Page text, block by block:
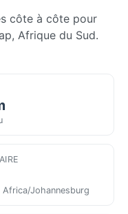
côte à côte pour
Afrique du Sud.
Africa/Johannesburg